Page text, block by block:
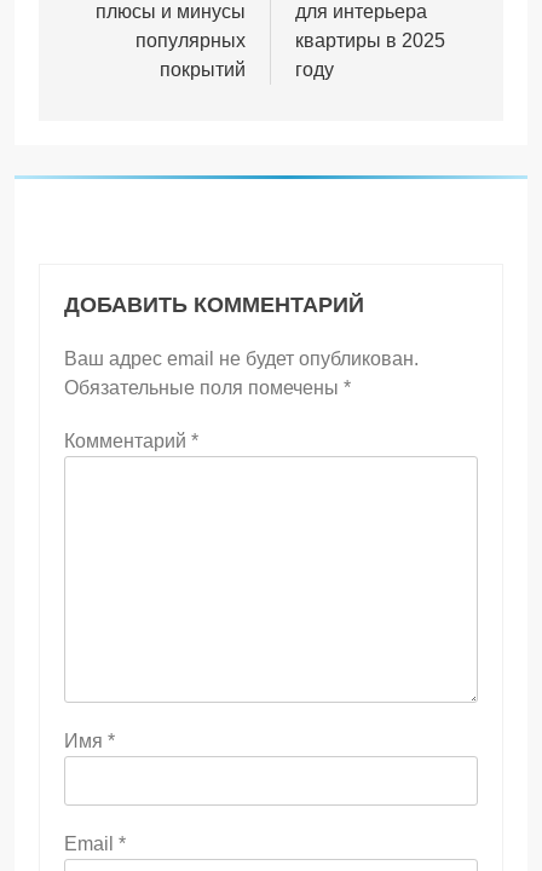
плюсы и минусы
популярных
покрытий
для интерьера
квартиры в 2025
году
ДОБАВИТЬ КОММЕНТАРИЙ
Ваш адрес email не будет опубликован.
Обязательные поля помечены *
Комментарий *
Имя *
Email *